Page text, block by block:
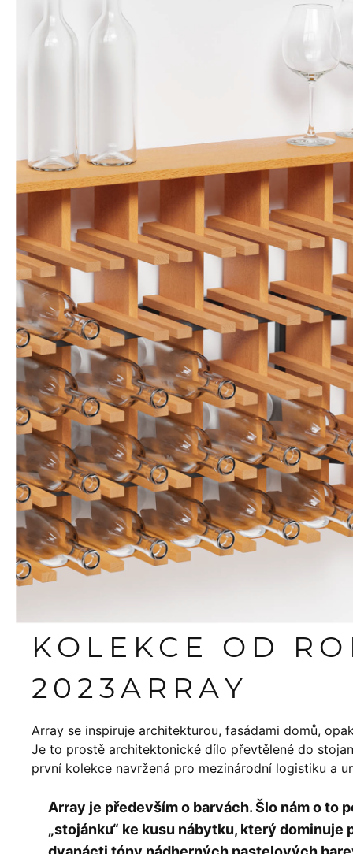
KOLEKCE OD
2023ARRAY
Array se inspiruje architekturou, fasádami domů,
Je to prostě architektonické dílo převtělené do
první kolekce navržená pro mezinárodní logistiku a
Array je především o barvách. Šlo nám o to
„stojánku“ ke kusu nábytku, který dominuje